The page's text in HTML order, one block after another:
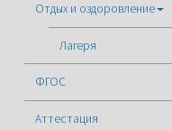
Отдых и оздоровление
Лагеря
ФГОС
Аттестация